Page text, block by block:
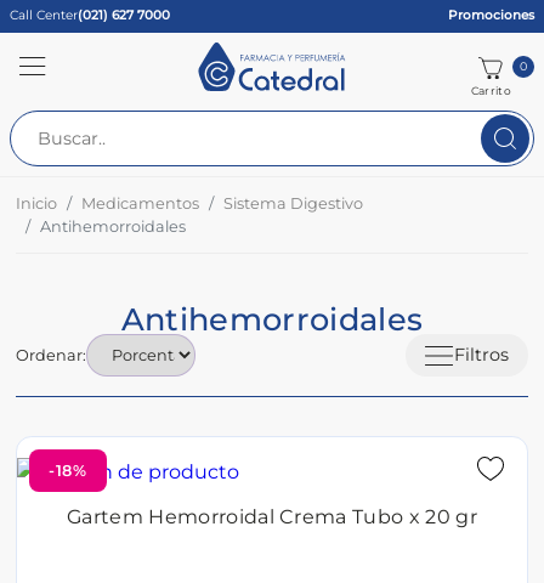
Call Center(021) 627 7000 Promociones
Carrito
0
Inicio Medicamentos
Sistema Digestivo
Antihemorroidales
Antihemorroidales
Filtros
Ordenar:
-18%
Gartem Hemorroidal Crema Tubo x 20 gr